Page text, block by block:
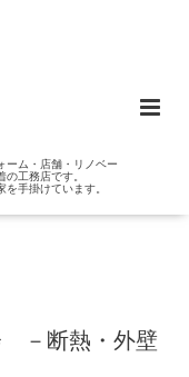
ーム・店舗・リノベー
工務店です。
を手掛けています。
－断熱・外壁